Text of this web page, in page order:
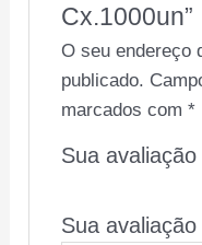
Cx.1000un”
O seu endereço
publicado.
marcados com *
Sua avaliação
Sua